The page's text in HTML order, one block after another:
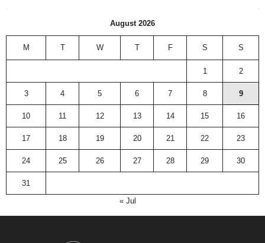
August 2026
M T W T F S S
1 2
3 4 5 6 7 8 9
10 11 12 13 14 15 16
17 18 19 20 21 22 23
24 25 26 27 28 29 30
31
« Jul